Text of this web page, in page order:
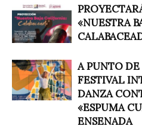
«NUESTRA
A PUNTO
FESTIVAL
DANZA
«ESPUMA
ENSENADA